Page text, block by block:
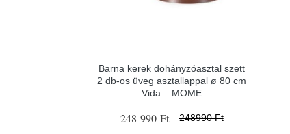
Barna kerek dohányzóasztal szett
2 db-os üveg asztallappal ø 80 cm
Vida – MOME
248 990 Ft 248990 Ft